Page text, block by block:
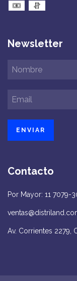
Newsletter
Contacto
Por Mayor: 11 7079-
Av. Corrientes 2279,